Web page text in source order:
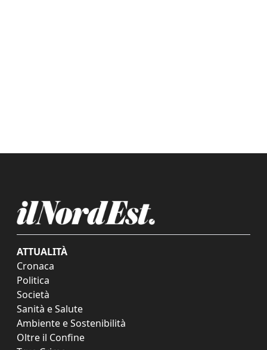
ATTUALITÀ
Cronaca
Politica
Società
Sanità e Salute
Ambiente e Sostenibilità
Oltre il Confine